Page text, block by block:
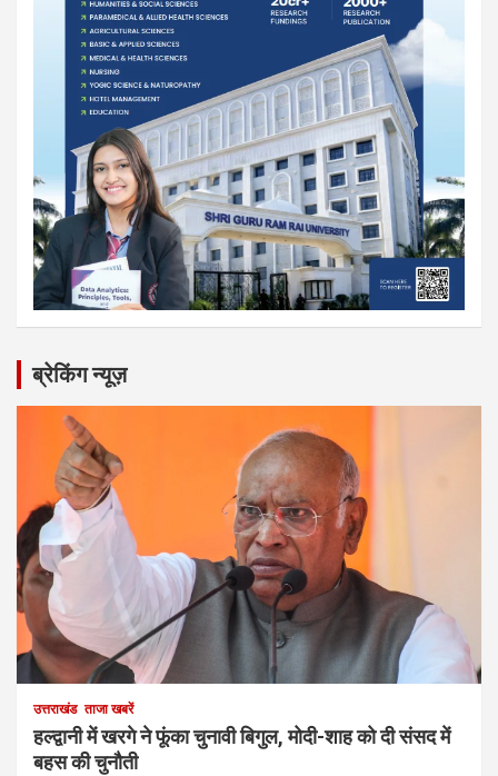
ब्रेकिंग न्यूज़
उत्तराखंड ताजा खबरें
हल्द्वानी में खरगे ने फूंका चुनावी बिगुल, मोदी-शाह को दी संसद में
बहस की चुनौती